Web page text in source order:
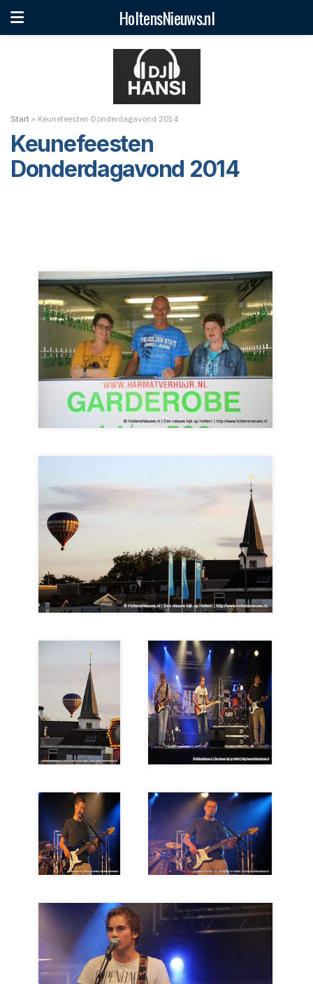
HoltensNieuws.nl
Start » Keunefeesten Donderdagavond 2014
Keunefeesten
Donderdagavond 2014